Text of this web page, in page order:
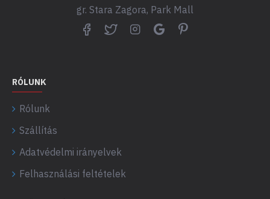
gr. Stara Zagora, Park Mall
RÓLUNK
Rólunk
Szállítás
Adatvédelmi irányelvek
Felhasználási feltételek